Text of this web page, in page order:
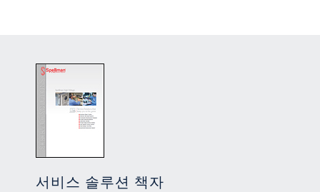
서비스 솔루션 책자